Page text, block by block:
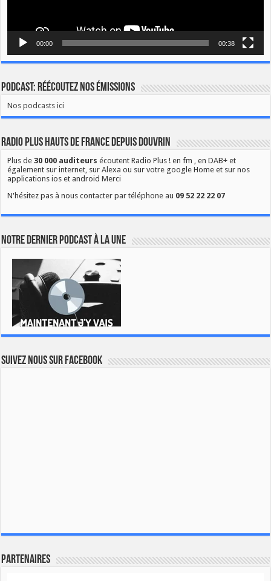
00:00 00:38
Podcast: Réécoutez nos émissions
Nos podcasts ici
Radio Plus Hauts de France depuis Douvrin
Plus de30 000 auditeurs écoutent Radio Plus ! en fm , en DAB+ et
également sur internet, sur Alexa ou sur votre google Home et sur nos
applications ios et android Merci
N'hésitez pas à nous contacter par téléphone au 09 52 22 22 07
Notre dernier podcast à la une
Suivez nous sur Facebook
Partenaires